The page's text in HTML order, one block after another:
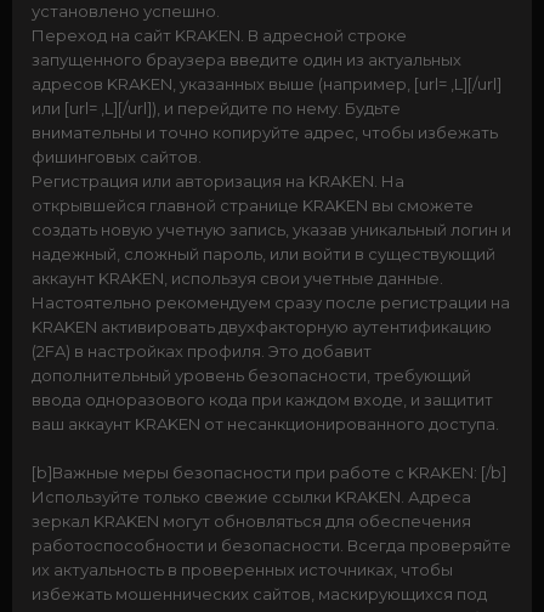
установлено успешно.
Переход на сайт KRAKEN. В адресной строке
запущенного браузера введите один из актуальных
адресов KRAKEN, указанных выше (например, [url= ,L][/url]
или [url= ,L][/url]), и перейдите по нему. Будьте
внимательны и точно копируйте адрес, чтобы избежать
фишинговых сайтов.
Регистрация или авторизация на KRAKEN. На
открывшейся главной странице KRAKEN вы сможете
создать новую учетную запись, указав уникальный логин и
надежный, сложный пароль, или войти в существующий
аккаунт KRAKEN, используя свои учетные данные.
Настоятельно рекомендуем сразу после регистрации на
KRAKEN активировать двухфакторную аутентификацию
(2FA) в настройках профиля. Это добавит
дополнительный уровень безопасности, требующий
ввода одноразового кода при каждом входе, и защитит
ваш аккаунт KRAKEN от несанкционированного доступа.
[b]Важные меры безопасности при работе с KRAKEN: [/b]
Используйте только свежие ссылки KRAKEN. Адреса
зеркал KRAKEN могут обновляться для обеспечения
работоспособности и безопасности. Всегда проверяйте
их актуальность в проверенных источниках, чтобы
избежать мошеннических сайтов, маскирующихся под